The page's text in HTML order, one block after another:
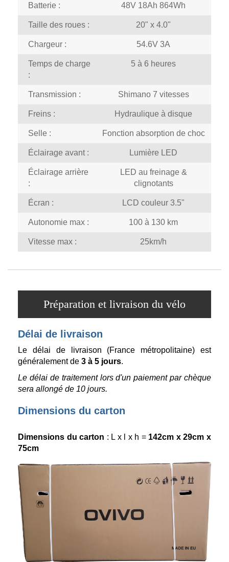
Batterie : 48V 18Ah 864Wh
Taille des roues : 20" x 4.0"
Chargeur : 54.6V 3A
Temps de charge
:
5 à 6 heures
Transmission : Shimano 7 vitesses
Freins : Hydraulique à disque
Selle : Fonction absorption de choc
Éclairage avant : Lumière LED
Éclairage arrière
:
LED au freinage &
clignotants
Écran : LCD couleur 3.5"
Autonomie max : 100 à 130 km
Vitesse max : 25km/h
Préparation et livraison du vélo
Délai de livraison
Le délai de livraison (France métropolitaine) est
généralement de 3 à 5 jours.
Le délai de traitement lors d'un paiement par chèque
sera allongé de 10 jours.
Dimensions du carton
Dimensions du carton : L x l x h = 142cm x 29cm x
75cm